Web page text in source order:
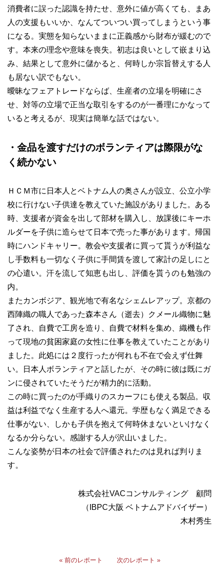
消費者に誤った認識を持たせ、意外に値が高くても、まあ
人の支援もいいか、なんてついつい買ってしまうという事
になる。実態を知らないままに正義感から財布が緩むので
す。本来の理念や意味を喪失。初志は良いとして嵌まり込
み、結果として意外に儲かると、何時しか宗旨替えする人
も居ない訳でもない。
曖昧なフェアトレードならば、生産者の立場を明確にさ
せ、対等の立場で正当な取引をするのが一番理にかなって
いると考えるが、現実は簡単な話ではない。
・金品を渡すだけのボランティアは際限がな
く続かない
ＨＣＭ市に日本人とベトナム人の奥さんが設立、公立小学
校に行けない子供達を教えていた施設がありました。ある
時、支援者が資金を出して部材を購入し、放課後にキーホ
ルダーを子供に造らせて日本で売った事があります。帰国
時にハンドキャリー。教会や支援者に買って貰うが利益な
し手数料も一切なく子供に手間賃を渡して家計の足しにと
の心遣い。汗を流して知恵も出し、評価を貰うのも勉強の
内。
またカンボジア、観光地で有名なシェムレアップ。京都の
西陣織の職人であった森本さん（逝去）クメール織物に魅
了され、自費で工房を造り、自費で材料を集め、織機も作
って現地の貧困家庭の女性に仕事を教えていたことがあり
ました。此処には２度行ったが何れも不在で会えず仕舞
い。日本人ボランティアと話したが、その時に彼は既にガ
ンに侵されていたそうだが精力的に活動。
この時に買ったのが手織りのスカーフにも使える製品。収
益は利益でなく生産する人へ還元。学歴もなく満足できる
仕事がない、しかも子供を抱えて何時休まないといけなく
なるか分らない。感謝する人が沢山いました。
こんな姿勢が日本の社会で評価されたのは見れば判りま
す。
株式会社VACコンサルティング 顧問
（IBPC大阪 ベトナムアドバイザー）
木村秀生
« 前のレポート 次のレポート »